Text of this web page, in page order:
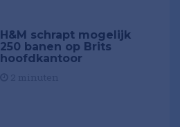
H&M schrapt mogelijk
250 banen op Brits
hoofdkantoor